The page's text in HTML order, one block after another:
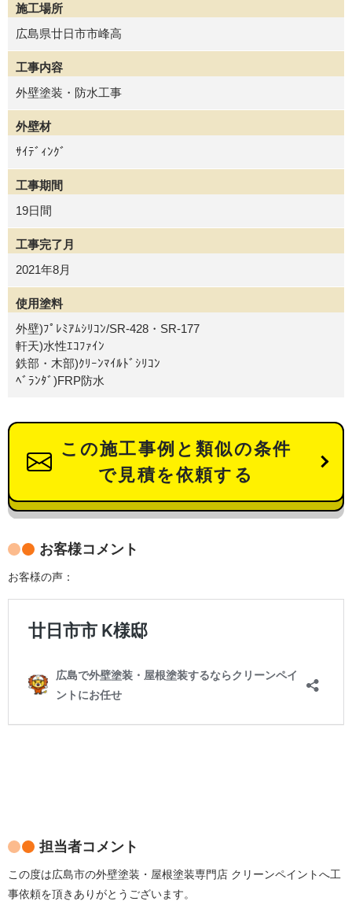
施工場所
広島県廿日市市峰高
工事内容
外壁塗装・防水工事
外壁材
ｻｲﾃﾞｨﾝｸﾞ
工事期間
19日間
工事完了月
2021年8月
使用塗料
外壁)ﾌﾟﾚﾐｱﾑｼﾘｺﾝ/SR-428・SR-177
軒天)水性ｴｺﾌｧｲﾝ
鉄部・木部)ｸﾘｰﾝﾏｲﾙﾄﾞｼﾘｺﾝ
ﾍﾞﾗﾝﾀﾞ)FRP防水
この施工事例と類似の条件
で見積を依頼する
お客様コメント
お客様の声：
担当者コメント
この度は広島市の外壁塗装・屋根塗装専門店 クリーンペイントへ工
事依頼を頂きありがとうございます。